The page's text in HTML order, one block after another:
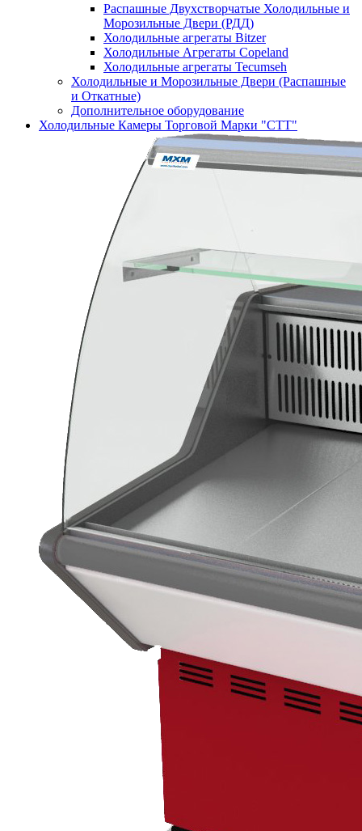
Распашные Двухстворчатые Холодильные и
Морозильные Двери (РДД)
Холодильные агрегаты Bitzer
Холодильные Агрегаты Copeland
Холодильные агрегаты Tecumseh
Холодильные и Морозильные Двери (Распашные
и Откатные)
Дополнительное оборудование
Холодильные Камеры Торговой Марки "СТТ"